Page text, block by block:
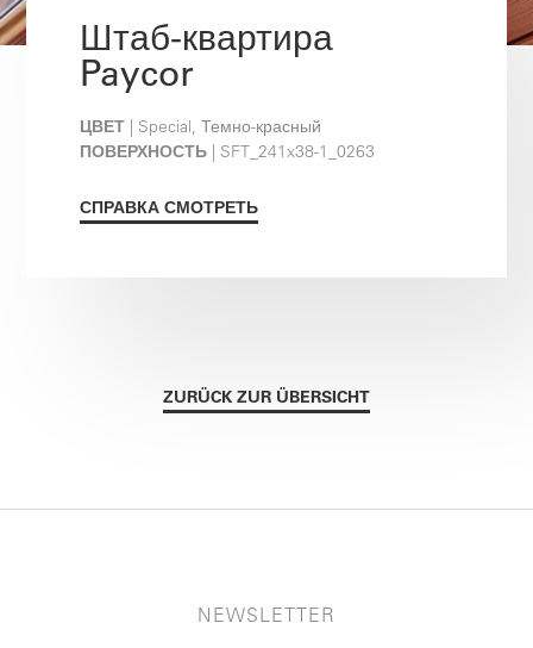
Штаб-квартира
Paycor
ЦВЕТ | Special, Темно-красный
ПОВЕРХНОСТЬ | SFT_241x38-1_0263
СПРАВКА СМОТРЕТЬ
ZURÜCK ZUR ÜBERSICHT
NEWSLETTER